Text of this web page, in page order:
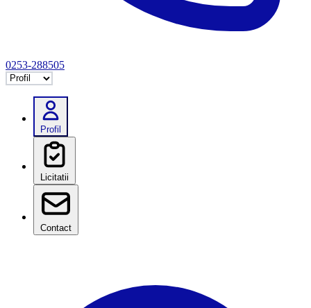
0253-288505
Selectează tab
Profil
Licitatii
Contact